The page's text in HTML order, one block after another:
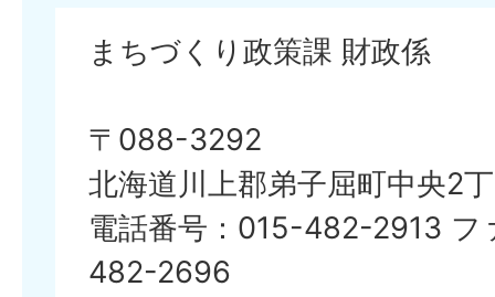
まちづくり政策課 財政係
〒088-3292
北海道川上郡弟子屈町中央2
電話番号：015-482-2913 フ
482-2696